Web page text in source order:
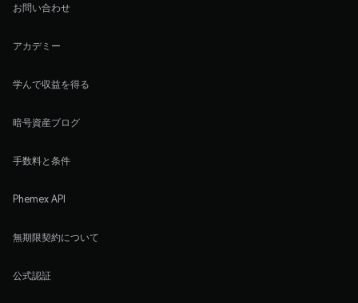
お問い合わせ
アカデミー
学んで収益を得る
暗号資産ブログ
手数料と条件
Phemex API
無期限契約について
公式認証